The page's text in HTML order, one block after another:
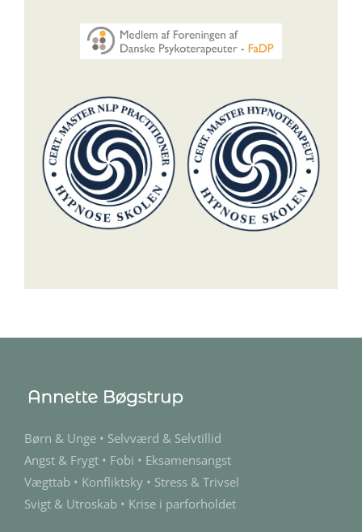
Børn & Unge • Selvværd & Selvtillid
Angst & Frygt • Fobi • Eksamensangst
Vægttab • Konfliktsky • Stress & Trivsel
Svigt & Utroskab • Krise i parforholdet